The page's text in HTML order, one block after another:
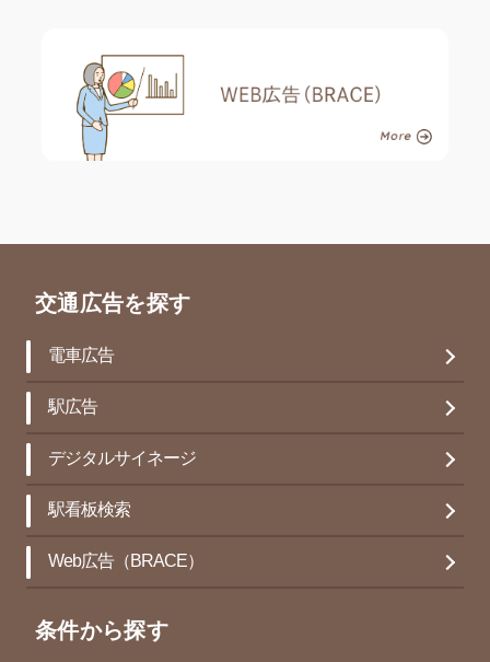
交通広告を探す
電車広告
駅広告
デジタルサイネージ
駅看板検索
Web広告（BRACE）
条件から探す